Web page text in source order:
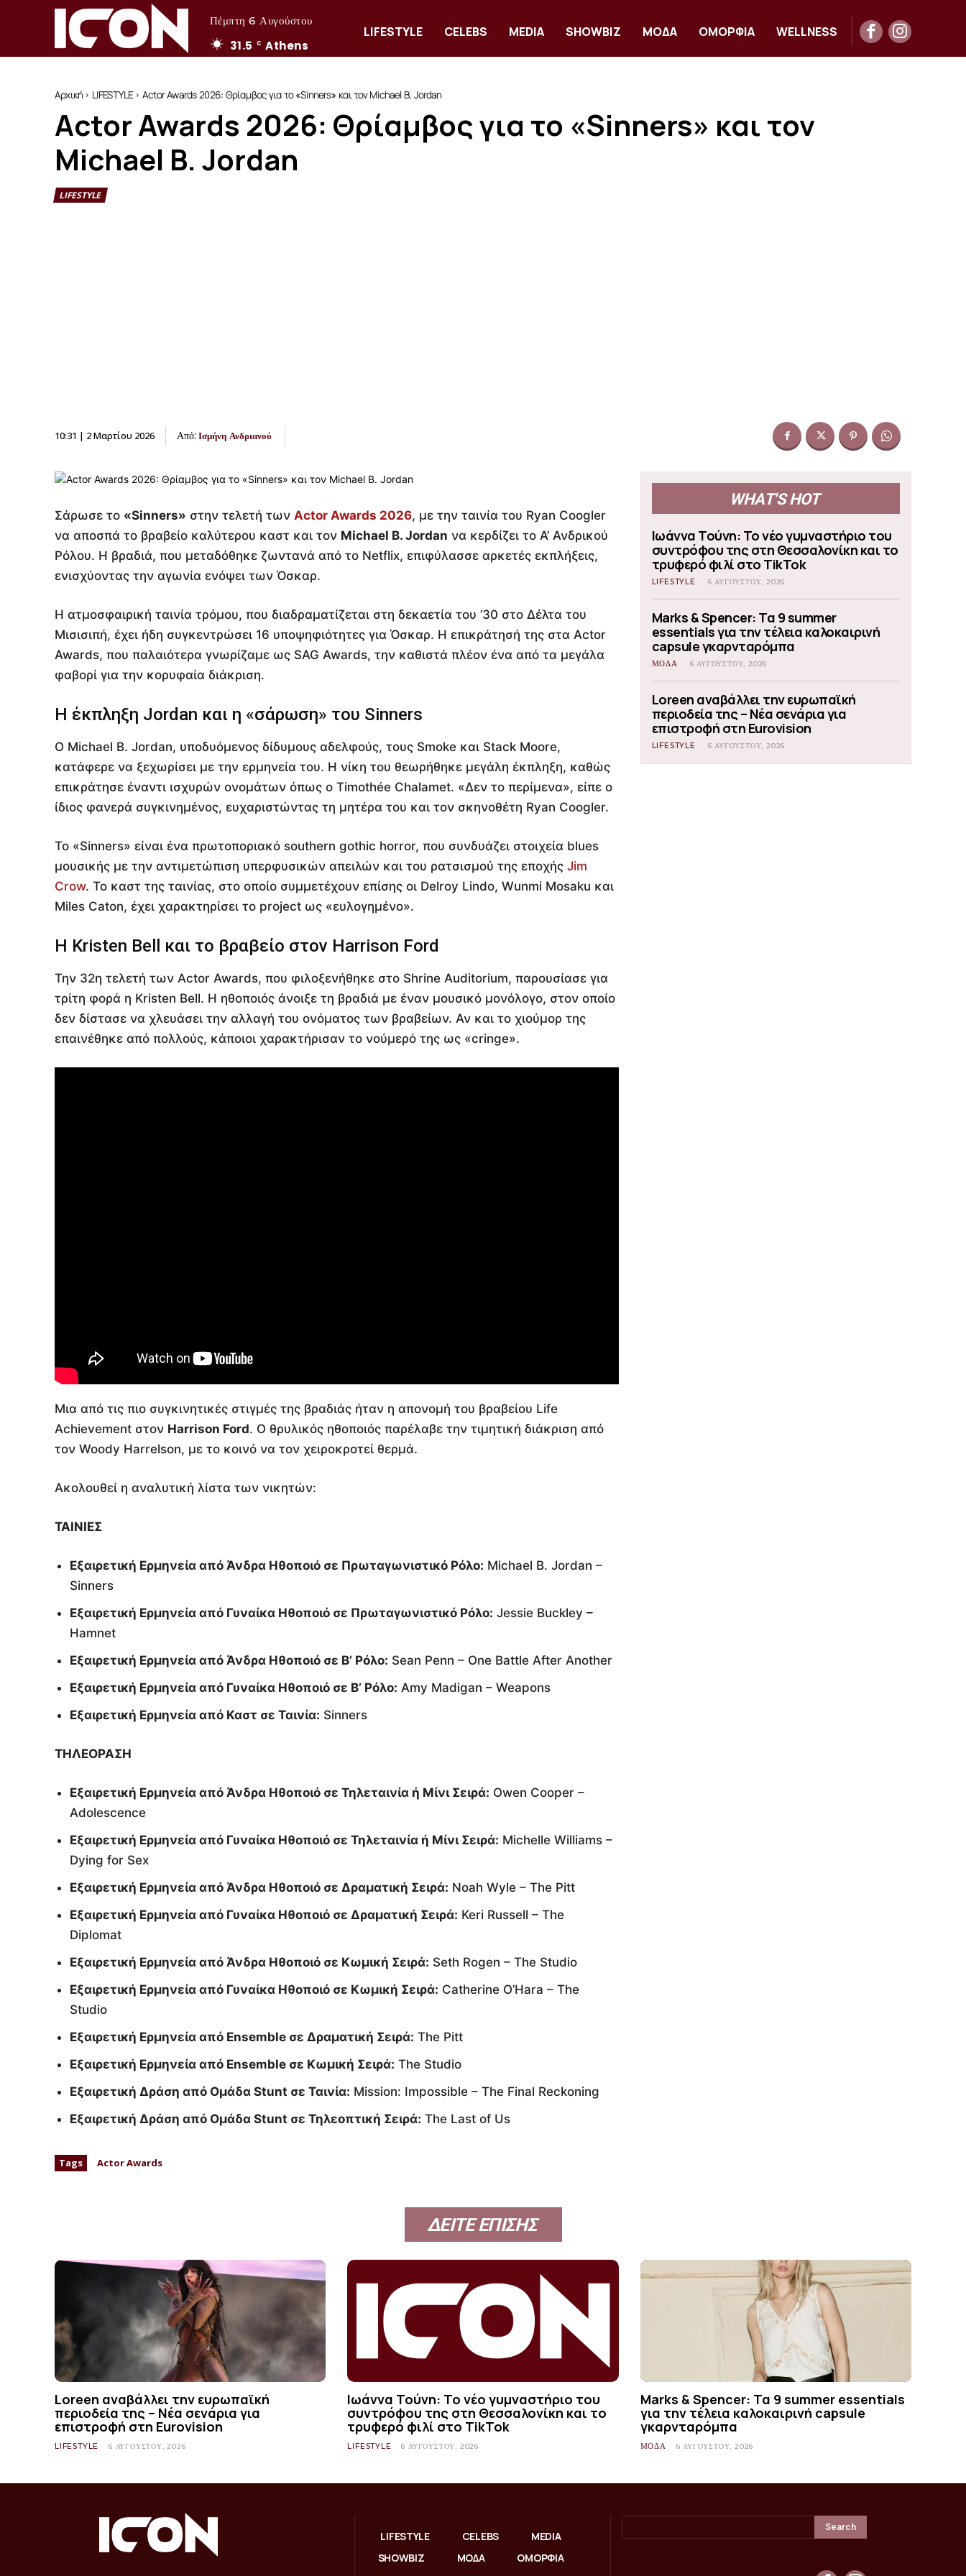
Πέμπτη 6 Αυγούστου
31.5 C Athens
LIFESTYLE CELEBS MEDIA SHOWBIZ ΜΟΔΑ ΟΜΟΡΦΙΑ WELLNESS
Αρχική LIFESTYLE Actor Awards 2026: Θρίαμβος για το «Sinners» και τον Michael B. Jordan
Actor Awards 2026: Θρίαμβος για το «Sinners» και τον
Michael B. Jordan
LIFESTYLE
10:31 | 2 Μαρτίου 2026 Από: Ισμήνη Ανδριανού
Σάρωσε το «Sinners» στην τελετή των Actor Awards 2026, με την ταινία του Ryan Coogler
να αποσπά το βραβείο καλύτερου καστ και τον Michael B. Jordan να κερδίζει το Α’ Ανδρικού
Ρόλου. Η βραδιά, που μεταδόθηκε ζωντανά από το Netflix, επιφύλασσε αρκετές εκπλήξεις,
ενισχύοντας την αγωνία ενόψει των Όσκαρ.
Η ατμοσφαιρική ταινία τρόμου, που διαδραματίζεται στη δεκαετία του ’30 στο Δέλτα του
Μισισιπή, έχει ήδη συγκεντρώσει 16 υποψηφιότητες για Όσκαρ. Η επικράτησή της στα Actor
Awards, που παλαιότερα γνωρίζαμε ως SAG Awards, την καθιστά πλέον ένα από τα μεγάλα
φαβορί για την κορυφαία διάκριση.
Η έκπληξη Jordan και η «σάρωση» του Sinners
Ο Michael B. Jordan, υποδυόμενος δίδυμους αδελφούς, τους Smoke και Stack Moore,
κατάφερε να ξεχωρίσει με την ερμηνεία του. Η νίκη του θεωρήθηκε μεγάλη έκπληξη, καθώς
επικράτησε έναντι ισχυρών ονομάτων όπως ο Timothée Chalamet. «Δεν το περίμενα», είπε ο
ίδιος φανερά συγκινημένος, ευχαριστώντας τη μητέρα του και τον σκηνοθέτη Ryan Coogler.
Το «Sinners» είναι ένα πρωτοποριακό southern gothic horror, που συνδυάζει στοιχεία blues
μουσικής με την αντιμετώπιση υπερφυσικών απειλών και του ρατσισμού της εποχής Jim
Crow. Το καστ της ταινίας, στο οποίο συμμετέχουν επίσης οι Delroy Lindo, Wunmi Mosaku και
Miles Caton, έχει χαρακτηρίσει το project ως «ευλογημένο».
Η Kristen Bell και το βραβείο στον Harrison Ford
Την 32η τελετή των Actor Awards, που φιλοξενήθηκε στο Shrine Auditorium, παρουσίασε για
τρίτη φορά η Kristen Bell. Η ηθοποιός άνοιξε τη βραδιά με έναν μουσικό μονόλογο, στον οποίο
δεν δίστασε να χλευάσει την αλλαγή του ονόματος των βραβείων. Αν και το χιούμορ της
επαινέθηκε από πολλούς, κάποιοι χαρακτήρισαν το νούμερό της ως «cringe».
Μια από τις πιο συγκινητικές στιγμές της βραδιάς ήταν η απονομή του βραβείου Life
Achievement στον Harrison Ford. Ο θρυλικός ηθοποιός παρέλαβε την τιμητική διάκριση από
τον Woody Harrelson, με το κοινό να τον χειροκροτεί θερμά.
Ακολουθεί η αναλυτική λίστα των νικητών:
ΤΑΙΝΙΕΣ
Εξαιρετική Ερμηνεία από Άνδρα Ηθοποιό σε Πρωταγωνιστικό Ρόλο: Michael B. Jordan –
Sinners
Εξαιρετική Ερμηνεία από Γυναίκα Ηθοποιό σε Πρωταγωνιστικό Ρόλο: Jessie Buckley –
Hamnet
Εξαιρετική Ερμηνεία από Άνδρα Ηθοποιό σε Β’ Ρόλο: Sean Penn – One Battle After Another
Εξαιρετική Ερμηνεία από Γυναίκα Ηθοποιό σε Β’ Ρόλο: Amy Madigan – Weapons
Εξαιρετική Ερμηνεία από Καστ σε Ταινία: Sinners
ΤΗΛΕΟΡΑΣΗ
Εξαιρετική Ερμηνεία από Άνδρα Ηθοποιό σε Τηλεταινία ή Μίνι Σειρά: Owen Cooper –
Adolescence
Εξαιρετική Ερμηνεία από Γυναίκα Ηθοποιό σε Τηλεταινία ή Μίνι Σειρά: Michelle Williams –
Dying for Sex
Εξαιρετική Ερμηνεία από Άνδρα Ηθοποιό σε Δραματική Σειρά: Noah Wyle – The Pitt
Εξαιρετική Ερμηνεία από Γυναίκα Ηθοποιό σε Δραματική Σειρά: Keri Russell – The
Diplomat
Εξαιρετική Ερμηνεία από Άνδρα Ηθοποιό σε Κωμική Σειρά: Seth Rogen – The Studio
Εξαιρετική Ερμηνεία από Γυναίκα Ηθοποιό σε Κωμική Σειρά: Catherine O’Hara – The
Studio
Εξαιρετική Ερμηνεία από Ensemble σε Δραματική Σειρά: The Pitt
Εξαιρετική Ερμηνεία από Ensemble σε Κωμική Σειρά: The Studio
Εξαιρετική Δράση από Ομάδα Stunt σε Ταινία: Mission: Impossible – The Final Reckoning
Εξαιρετική Δράση από Ομάδα Stunt σε Τηλεοπτική Σειρά: The Last of Us
Tags Actor Awards
WHAT'S HOT
Ιωάννα Τούνη: Το νέο γυμναστήριο του
συντρόφου της στη Θεσσαλονίκη και το
τρυφερό φιλί στο TikTok
LIFESTYLE 6 ΑΥΓΟΎΣΤΟΥ, 2026
Marks & Spencer: Τα 9 summer
essentials για την τέλεια καλοκαιρινή
capsule γκαρνταρόμπα
ΜΟΔΑ 6 ΑΥΓΟΎΣΤΟΥ, 2026
Loreen αναβάλλει την ευρωπαϊκή
περιοδεία της – Νέα σενάρια για
επιστροφή στη Eurovision
LIFESTYLE 6 ΑΥΓΟΎΣΤΟΥ, 2026
ΔΕΙΤΕ ΕΠΙΣΗΣ
Loreen αναβάλλει την ευρωπαϊκή
περιοδεία της – Νέα σενάρια για
επιστροφή στη Eurovision
LIFESTYLE 6 ΑΥΓΟΎΣΤΟΥ, 2026
Ιωάννα Τούνη: Το νέο γυμναστήριο του
συντρόφου της στη Θεσσαλονίκη και το
τρυφερό φιλί στο TikTok
LIFESTYLE 6 ΑΥΓΟΎΣΤΟΥ, 2026
Marks & Spencer: Τα 9 summer essentials
για την τέλεια καλοκαιρινή capsule
γκαρνταρόμπα
ΜΟΔΑ 6 ΑΥΓΟΎΣΤΟΥ, 2026
LIFESTYLE CELEBS
MEDIA
SHOWBIZ
ΜΟΔΑ
ΟΜΟΡΦΙΑ
Search